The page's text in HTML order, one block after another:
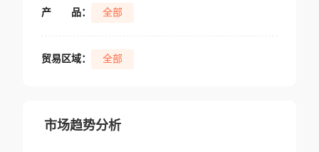
产 品： 全部
贸易区域： 全部
市场趋势分析